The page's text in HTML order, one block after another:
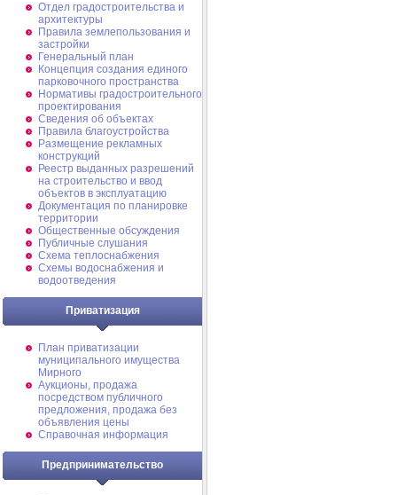
Отдел градостроительства и
архитектуры
Правила землепользования и
застройки
Генеральный план
Концепция создания единого
парковочного пространства
Нормативы градостроительного
проектирования
Сведения об объектах
Правила благоустройства
Размещение рекламных
конструкций
Реестр выданных разрешений
на строительство и ввод
объектов в эксплуатацию
Документация по планировке
территории
Общественные обсуждения
Публичные слушания
Схема теплоснабжения
Схемы водоснабжения и
водоотведения
Приватизация
План приватизации
муниципального имущества
Мирного
Аукционы, продажа
посредством публичного
предложения, продажа без
объявления цены
Справочная информация
Предпринимательство